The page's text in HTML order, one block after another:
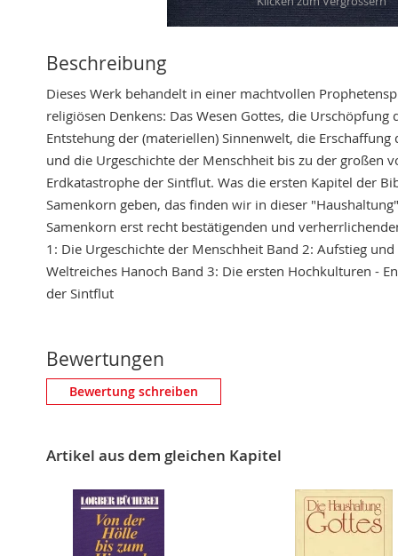
to
beginning
of
the
images
gallery
Beschreibung
Dieses Werk behandelt in einer machtvollen
religiösen Denkens: Das Wesen Gottes, die Urschöpfung
Entstehung der (materiellen) Sinnenwelt, die Erschaffung
und die Urgeschichte der Menschheit bis zu der großen
Erdkatastrophe der Sintflut. Was die ersten Kapitel der
Samenkorn geben, das finden wir in dieser
Samenkorn erst recht bestätigenden und
1: Die Urgeschichte der Menschheit Band 2: Aufstieg
Weltreiches Hanoch Band 3: Die ersten Hochkulturen -
der Sintflut
Bewertungen
Eigene Bewertung schreiben
Bewertung
Bewertung schreiben
Artikel aus dem gleichen Kapitel